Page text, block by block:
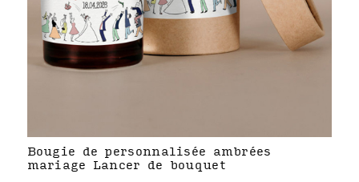
Bougie de personnalisée ambrées
mariage Lancer de bouquet